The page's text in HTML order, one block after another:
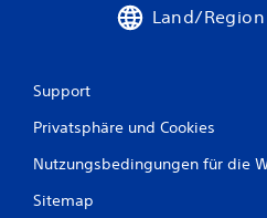
h
n
a
t
Land/
Support
Privatsphäre und Cookies
Nutzungsbedingungen für die
Sitemap